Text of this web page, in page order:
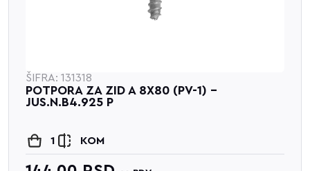
ŠIFRA: 131318
POTPORA ZA ZID A 8X80 (PV-1) -
JUS.N.B4.925 P
1 KOM